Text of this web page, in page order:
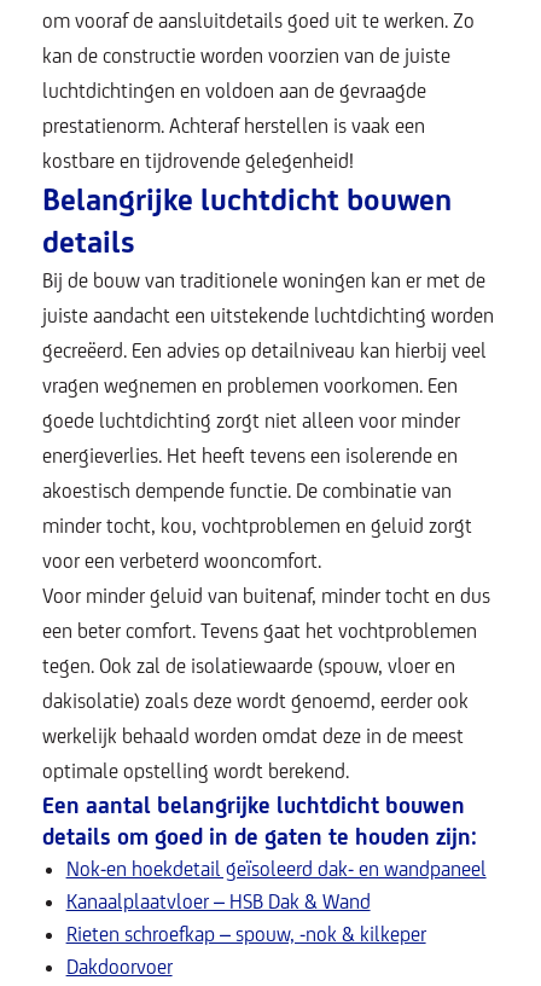
om vooraf de aansluitdetails goed uit te werken. Zo
kan de constructie worden voorzien van de juiste
luchtdichtingen en voldoen aan de gevraagde
prestatienorm. Achteraf herstellen is vaak een
kostbare en tijdrovende gelegenheid!
Belangrijke luchtdicht bouwen
details
Bij de bouw van traditionele woningen kan er met de
juiste aandacht een uitstekende luchtdichting worden
gecreëerd. Een advies op detailniveau kan hierbij veel
vragen wegnemen en problemen voorkomen. Een
goede luchtdichting zorgt niet alleen voor minder
energieverlies. Het heeft tevens een isolerende en
akoestisch dempende functie. De combinatie van
minder tocht, kou, vochtproblemen en geluid zorgt
voor een verbeterd wooncomfort.
Voor minder geluid van buitenaf, minder tocht en dus
een beter comfort. Tevens gaat het vochtproblemen
tegen. Ook zal de isolatiewaarde (spouw, vloer en
dakisolatie) zoals deze wordt genoemd, eerder ook
werkelijk behaald worden omdat deze in de meest
optimale opstelling wordt berekend.
Een aantal belangrijke luchtdicht bouwen
details om goed in de gaten te houden zijn:
Nok-en hoekdetail geïsoleerd dak- en wandpaneel
Kanaalplaatvloer – HSB Dak & Wand
Rieten schroefkap – spouw, -nok & kilkeper
Dakdoorvoer